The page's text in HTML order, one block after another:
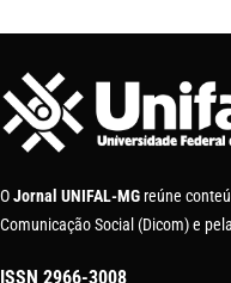
OJornal UNIFAL-MG reúne
Comunicação Social (Dicom) e
ISSN 2966-3008